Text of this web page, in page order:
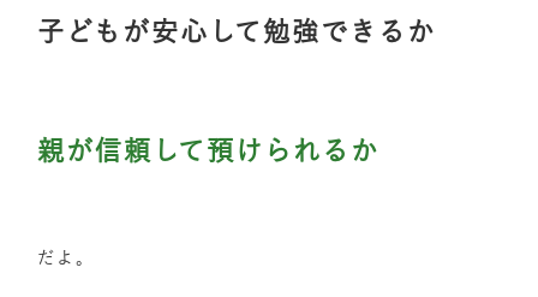
子どもが安心して勉強できるか
親が信頼して預けられるか
だよ。